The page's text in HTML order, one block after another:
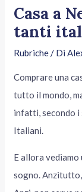
Casa a
tanti
Rubriche/ Di
Comprare una
tutto il mondo,
infatti, secondo i
Italiani.
E allora vediamo
sogno.